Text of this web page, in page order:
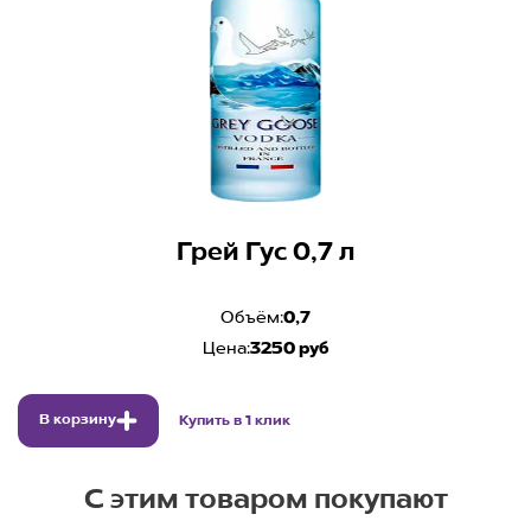
Грей Гус 0,7 л
Объём:0,7
Цена:3250 руб
В корзину Купить в 1 клик
С этим товаром покупают